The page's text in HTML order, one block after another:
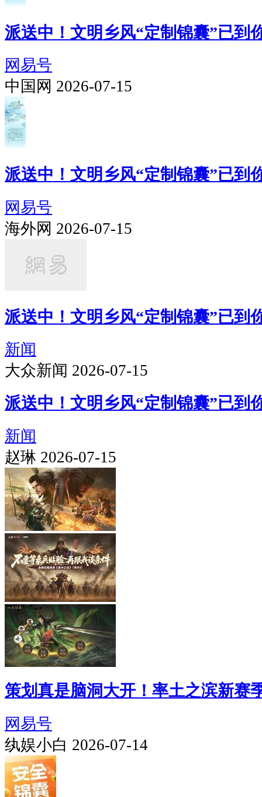
派送中！文明乡风“定制锦囊”已到
网易号
中国网 2026-07-15
派送中！文明乡风“定制锦囊”已到
网易号
海外网 2026-07-15
派送中！文明乡风“定制锦囊”已到
新闻
大众新闻 2026-07-15
派送中！文明乡风“定制锦囊”已到
新闻
赵琳 2026-07-15
策划真是脑洞大开！率土之滨新赛
网易号
纨娱小白 2026-07-14